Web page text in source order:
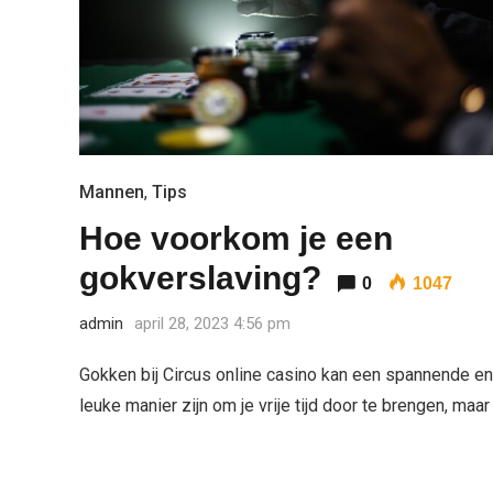
Mannen, Tips
Hoe voorkom je een
gokverslaving?
0 1047
admin april 28, 2023 4:56 pm
Gokken bij Circus online casino kan een spannende en
leuke manier zijn om je vrije tijd door te brengen,